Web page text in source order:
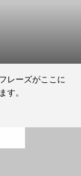
レーズがここに
す。